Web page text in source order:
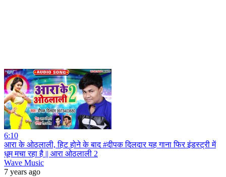
6:10
आरा के ओठलाली, हिट होने के बाद #दीपक दिलदार यह गाना फिर इंडस्ट्री में
धूम मचा रहा है || आरा ओठलाली 2
Wave Music
7 years ago